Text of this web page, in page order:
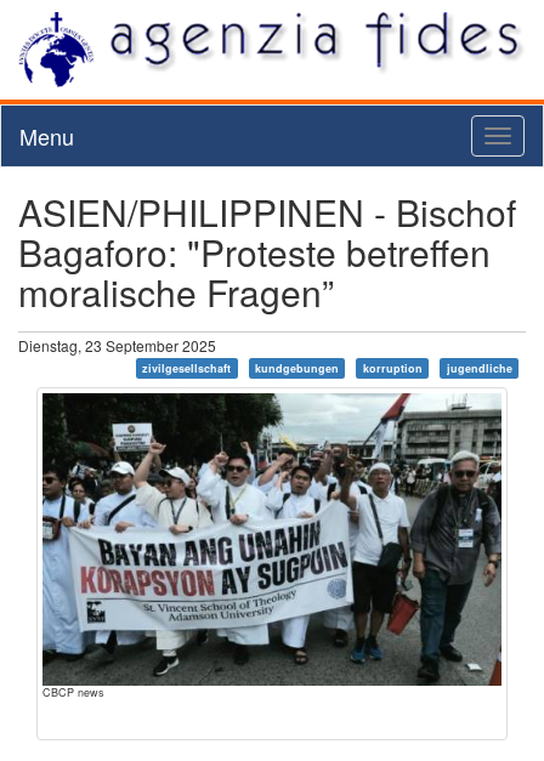
Menu
ASIEN/PHILIPPINEN - Bischof
Bagaforo: "Proteste betreffen
moralische Fragen”
Dienstag, 23 September 2025
zivilgesellschaft kundgebungen korruption jugendliche
CBCP news